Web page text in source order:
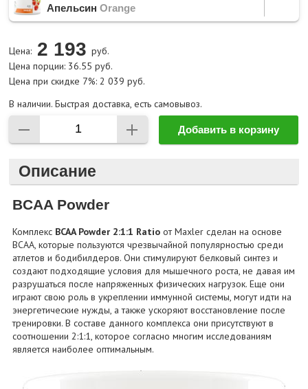
АпельсинOrange
Цена: 2 193 руб.
Цена порции: 36.55 руб.
Цена при скидке 7%: 2 039 руб.
В наличии. Быстрая доставка, есть самовывоз.
Добавить в корзину
Описание
BCAA Powder
Комплекс BCAA Powder 2:1:1 Ratio от Maxler сделан на основе
BCAA, которые пользуются чрезвычайной популярностью среди
атлетов и бодибилдеров. Они стимулируют белковый синтез и
создают подходящие условия для мышечного роста, не давая им
разрушаться после напряженных физических нагрузок. Еще они
играют свою роль в укреплении иммунной системы, могут идти на
энергетические нужды, а также ускоряют восстановление после
тренировки. В составе данного комплекса они присутствуют в
соотношении 2:1:1, которое согласно многим исследованиям
является наиболее оптимальным.